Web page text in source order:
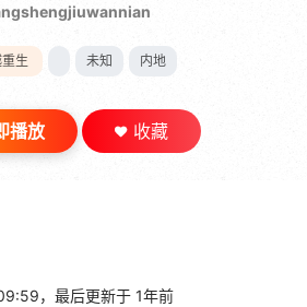
生 未知 内地
播放 收藏
，最后更新于 1年前